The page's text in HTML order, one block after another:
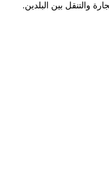
والتنقل بين البلدين.